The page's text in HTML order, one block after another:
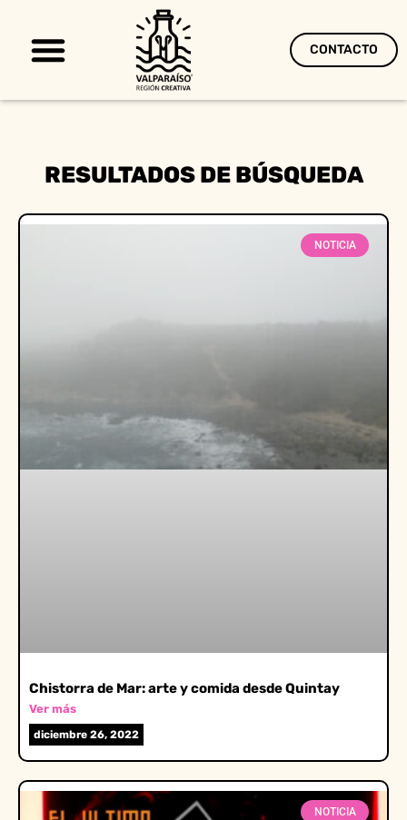
CONTACTO
RESULTADOS DE BÚSQUEDA
NOTICIA
Chistorra de Mar: arte y comida desde Quintay
Ver más
diciembre 26, 2022
NOTICIA